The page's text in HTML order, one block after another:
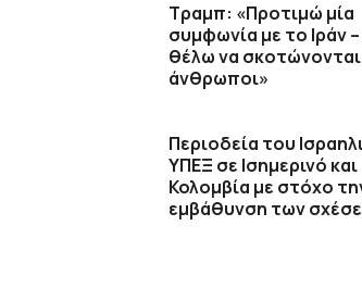
Τραμπ: «Προτιμώ μία
συμφωνία με το Ιράν
θέλω να σκοτώνονται
άνθρωποι»
Περιοδεία του
ΥΠΕΞ σε Ισημερινό και
Κολομβία με στόχο
εμβάθυνση των